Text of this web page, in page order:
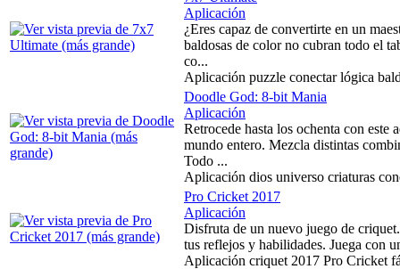
Aplicación
¿Eres capaz de convertirte en un
baldosas de color no cubran todo el
co...
Aplicación puzzle conectar lógica
Doodle God: 8-bit Mania
Aplicación
Retrocede hasta los ochenta con este
mundo entero. Mezcla distintas
Todo ...
Aplicación dios universo criaturas
Pro Cricket 2017
Aplicación
Disfruta de un nuevo juego de
tus reflejos y habilidades. Juega con
Aplicación criquet 2017 Pro Cricket